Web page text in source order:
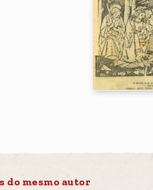
do mesmo autor